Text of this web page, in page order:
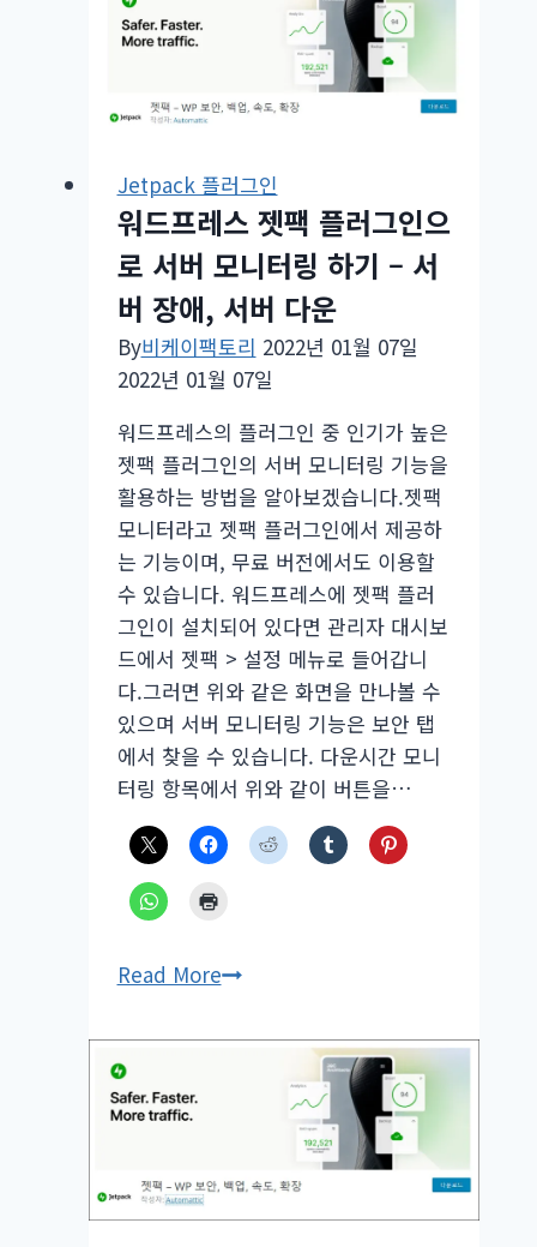
축
WP.me
활
용
하
기
–
젯
팩
플
러
그
인
Jetpack 플러그인
워드프레스 젯팩 플러그인으
로 서버 모니터링 하기 – 서
버 장애, 서버 다운
By비케이팩토리 2022년 01월 07일
2022년 01월 07일
워드프레스의 플러그인 중 인기가 높은
젯팩 플러그인의 서버 모니터링 기능을
활용하는 방법을 알아보겠습니다.젯팩
모니터라고 젯팩 플러그인에서 제공하
는 기능이며, 무료 버전에서도 이용할
수 있습니다. 워드프레스에 젯팩 플러
그인이 설치되어 있다면 관리자 대시보
드에서 젯팩 > 설정 메뉴로 들어갑니
다.그러면 위와 같은 화면을 만나볼 수
있으며 서버 모니터링 기능은 보안 탭
에서 찾을 수 있습니다. 다운시간 모니
터링 항목에서 위와 같이 버튼을…
Read More워
프
플